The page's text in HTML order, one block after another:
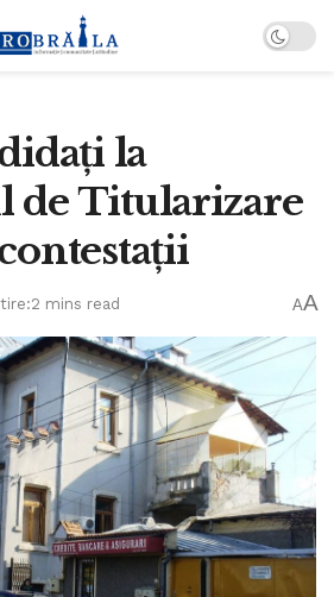
la
de Titularizare
mins read AA